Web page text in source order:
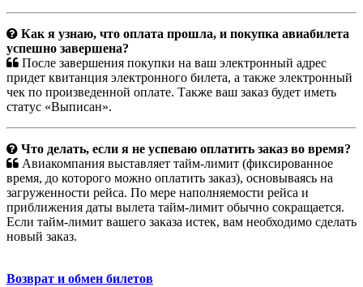
Как я узнаю, что оплата прошла, и покупка авиабилета
успешно завершена?
После завершения покупки на ваш электронный адрес
придет квитанция электронного билета, а также электронный
чек по произведенной оплате. Также ваш заказ будет иметь
статус «Выписан».
Что делать, если я не успеваю оплатить заказ во время?
Авиакомпания выставляет тайм-лимит (фиксированное
время, до которого можно оплатить заказ), основываясь на
загруженности рейса. По мере наполняемости рейса и
приближения даты вылета тайм-лимит обычно сокращается.
Если тайм-лимит вашего заказа истек, вам необходимо сделать
новый заказ.
Возврат и обмен билетов